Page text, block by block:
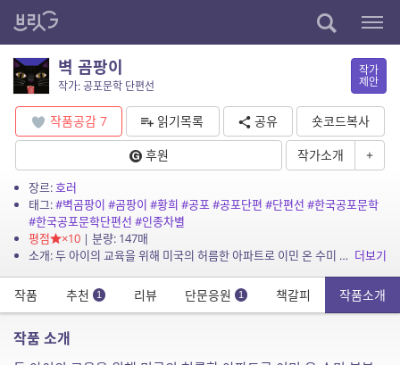
벽 곰팡이
작가: 공포문학 단편선
작가
제안
작품공감 7 읽기목록 공유
숏코드복사
후원
작가소개 +
장르:호러
태그:#벽곰팡이 #곰팡이 #황희 #공포#공포단편 #단편선 #한국공포문학
#한국공포문학단편선 #인종차별
평점
×10| 분량: 147매
소개: 두 아이의 교육을 위해 미국의 허름한 아파트로 이민 온 수미 부부. 하지만 벽에 생겨난 곰팡이 때문에 아이들의 건강이 나빠진다. 수미는 아파트 관리소에 이를 따져 묻지만 동양인이라... 더보기
작품 추천 1 리뷰 단문응원 1 책갈피 작품소개
작품 소개